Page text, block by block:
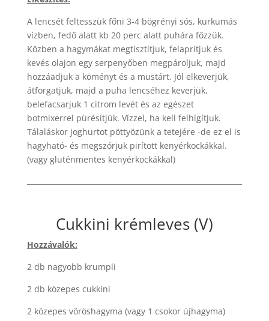
A lencsét feltesszük főni 3-4 bögrényi sós, kurkumás
vízben, fedő alatt kb 20 perc alatt puhára főzzük.
Közben a hagymákat megtisztítjuk, felaprítjuk és
kevés olajon egy serpenyőben megpároljuk, majd
hozzáadjuk a köményt és a mustárt. Jól elkeverjük,
átforgatjuk, majd a puha lencséhez keverjük,
belefacsarjuk 1 citrom levét és az egészet
botmixerrel pürésítjük. Vízzel, ha kell felhígítjuk.
Tálaláskor joghurtot pöttyözünk a tetejére -de ez el is
hagyható- és megszórjuk pirított kenyérkockákkal.
(vagy gluténmentes kenyérkockákkal)
Cukkini krémleves (V)
Hozzávalók:
2 db nagyobb krumpli
2 db közepes cukkini
2 közepes vöröshagyma (vagy 1 csokor újhagyma)